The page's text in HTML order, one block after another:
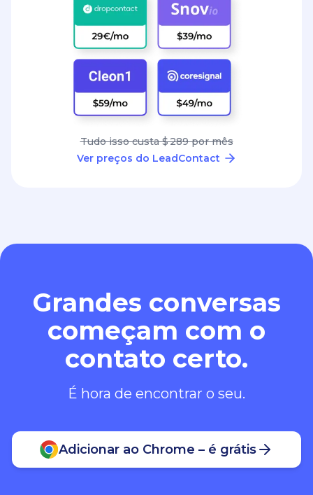
Tudo isso custa $ 289 por mês
Ver preços do LeadContact
Grandes conversas
começam com o
contato certo.
É hora de encontrar o seu.
Adicionar ao Chrome – é grátis